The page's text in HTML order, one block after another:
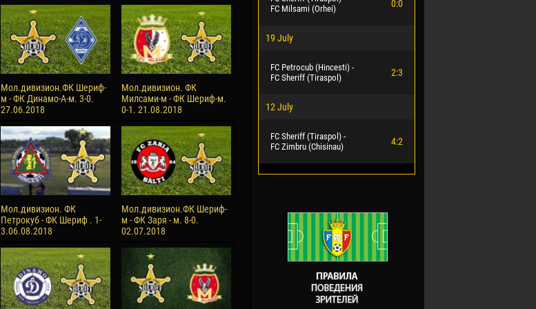
Soumaila MAGASSOUBA
10 July
Bourama FOMBA
15 July
Ivan DYULGEROV
17 July
Мол.дивизион.ФК Шериф-
м - ФК Динамо-А-м. 3-0.
27.06.2018
Мол.дивизион. ФК
Милсами-м - ФК Шериф-м.
0-1. 21.08.2018
Мол.дивизион. ФК
Петрокуб - ФК Шериф . 1-
3.06.08.2018
Мол.дивизион.ФК Шериф-
м - ФК Заря - м. 8-0.
02.07.2018
FC Milsami (Orhei)
0:0
19 July
FC Petrocub (Hincesti) -
FC Sheriff (Tiraspol)
2:3
12 July
FC Sheriff (Tiraspol) -
FC Zimbru (Chisinau)
4:2